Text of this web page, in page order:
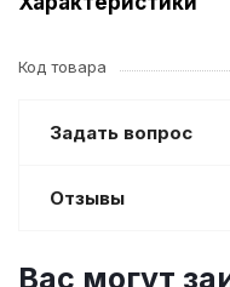
Код товара
Задать вопрос
Отзывы
Вас могут